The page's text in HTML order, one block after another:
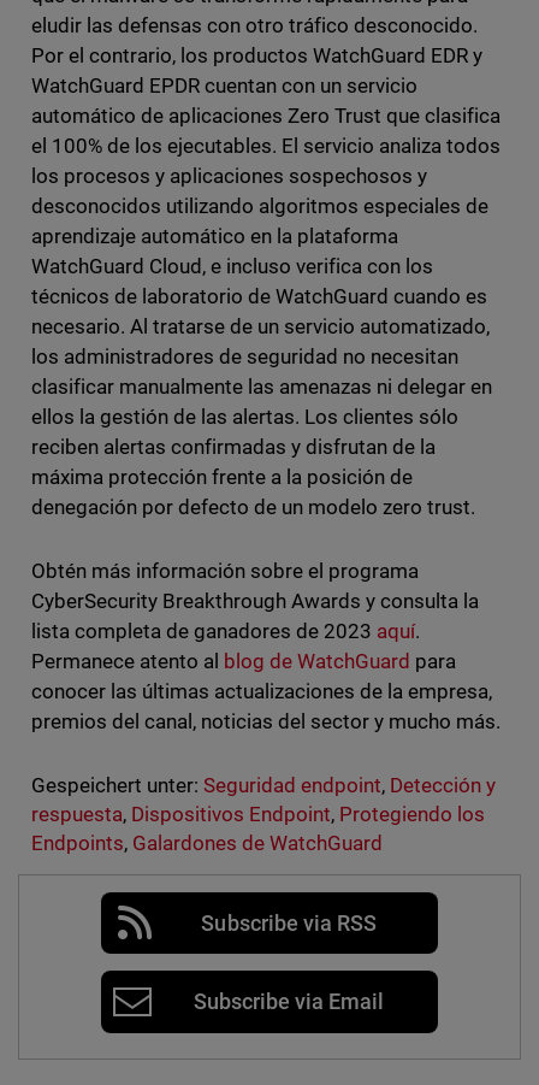
eludir las defensas con otro tráfico desconocido.
Por el contrario, los productos WatchGuard EDR y
WatchGuard EPDR cuentan con un servicio
automático de aplicaciones Zero Trust que clasifica
el 100% de los ejecutables. El servicio analiza todos
los procesos y aplicaciones sospechosos y
desconocidos utilizando algoritmos especiales de
aprendizaje automático en la plataforma
WatchGuard Cloud, e incluso verifica con los
técnicos de laboratorio de WatchGuard cuando es
necesario. Al tratarse de un servicio automatizado,
los administradores de seguridad no necesitan
clasificar manualmente las amenazas ni delegar en
ellos la gestión de las alertas. Los clientes sólo
reciben alertas confirmadas y disfrutan de la
máxima protección frente a la posición de
denegación por defecto de un modelo zero trust.
Obtén más información sobre el programa
CyberSecurity Breakthrough Awards y consulta la
lista completa de ganadores de 2023 aquí.
Permanece atento al blog de WatchGuard para
conocer las últimas actualizaciones de la empresa,
premios del canal, noticias del sector y mucho más.
Gespeichert unter: Seguridad endpoint, Detección y
respuesta, Dispositivos Endpoint, Protegiendo los
Endpoints, Galardones de WatchGuard
Subscribe via RSS
Subscribe via Email